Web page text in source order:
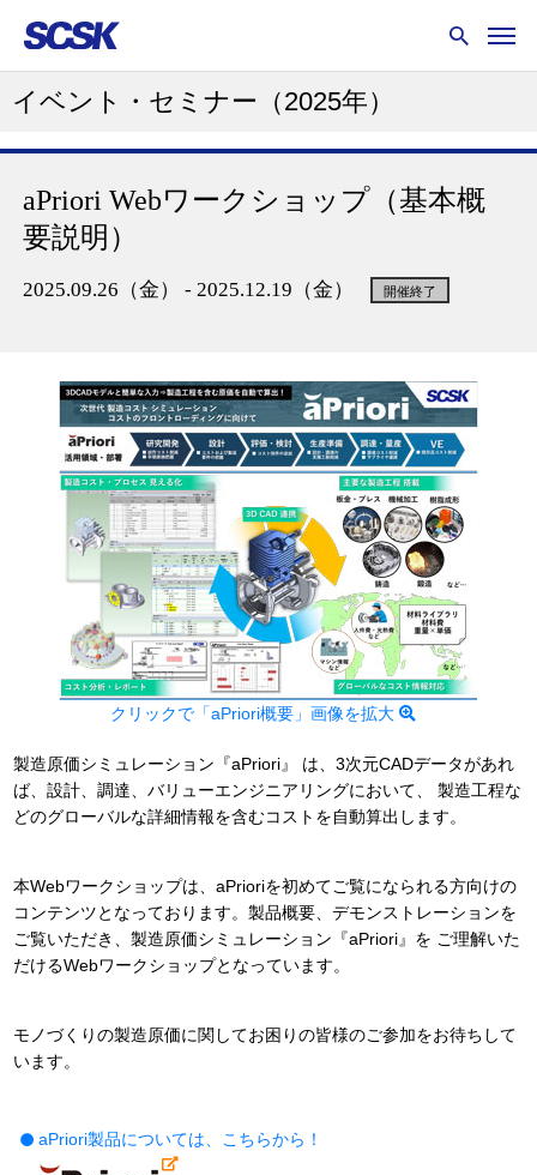
イベント・セミナー （2025年）
aPriori Webワークショップ（基本概
要説明）
2025.09.26（金） - 2025.12.19（金） 開催終了
クリックで「aPriori概要」画像を拡大
製造原価シミュレーション『aPriori』 は、3次元CADデータがあれ
ば、設計、調達、バリューエンジニアリングにおいて、 製造工程な
どのグローバルな詳細情報を含むコストを自動算出します。
本Webワークショップは、aPrioriを初めてご覧になられる方向けの
コンテンツとなっております。製品概要、デモンストレーションを
ご覧いただき、製造原価シミュレーション『aPriori』を ご理解いた
だけるWebワークショップとなっています。
モノづくりの製造原価に関してお困りの皆様のご参加をお待ちして
います。
aPriori製品については、こちらから！